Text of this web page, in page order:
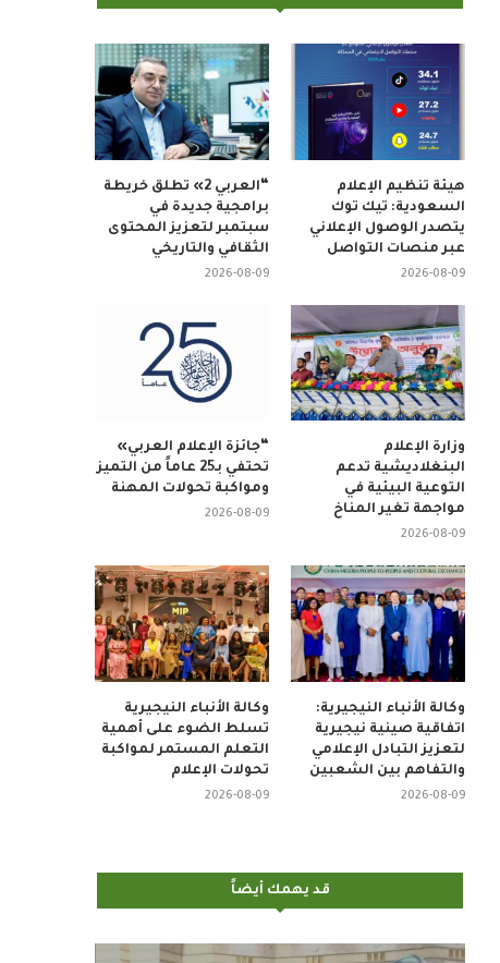
“العربي 2» تطلق خريطة
برامجية جديدة في
سبتمبر لتعزيز المحتوى
الثقافي والتاريخي
2026-08-09
هيئة تنظيم الإعلام
السعودية: تيك توك
يتصدر الوصول الإعلاني
عبر منصات التواصل
2026-08-09
“جائزة الإعلام العربي»
تحتفي بـ25 عاماً من التميز
ومواكبة تحولات المهنة
2026-08-09
وزارة الإعلام
البنغلاديشية تدعم
التوعية البيئية في
مواجهة تغير المناخ
2026-08-09
وكالة الأنباء النيجيرية
تسلط الضوء على أهمية
التعلم المستمر لمواكبة
تحولات الإعلام
2026-08-09
وكالة الأنباء النيجيرية:
اتفاقية صينية نيجيرية
لتعزيز التبادل الإعلامي
والتفاهم بين الشعبين
2026-08-09
قد يهمك أيضاً